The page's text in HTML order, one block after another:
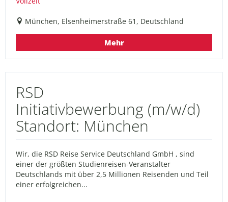
München, Elsenheimerstraße 61, Deutschland
Mehr
RSD
Initiativbewerbung (m/w/d)
Standort: München
Wir, die RSD Reise Service Deutschland GmbH , sind
einer der größten Studienreisen-Veranstalter
Deutschlands mit über 2,5 Millionen Reisenden und Teil
einer erfolgreichen...